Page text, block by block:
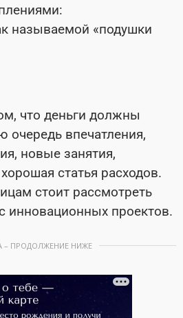
называемой «подушки
что деньги должны
очередь впечатления,
новые занятия,
статья расходов.
стоит рассмотреть
инновационных проектов.
– ПРОДОЛЖЕНИЕ НИЖЕ